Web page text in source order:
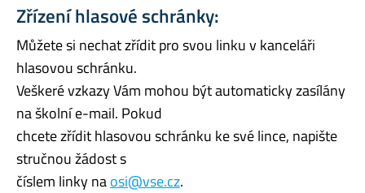
Zřízení hlasové schránky:
Můžete si nechat zřídit pro svou linku v kanceláři
hlasovou schránku.
Veškeré vzkazy Vám mohou být automaticky zasílány
na školní e-mail. Pokud
chcete zřídit hlasovou schránku ke své lince, napište
stručnou žádost s
číslem linky naosi@vse.cz.